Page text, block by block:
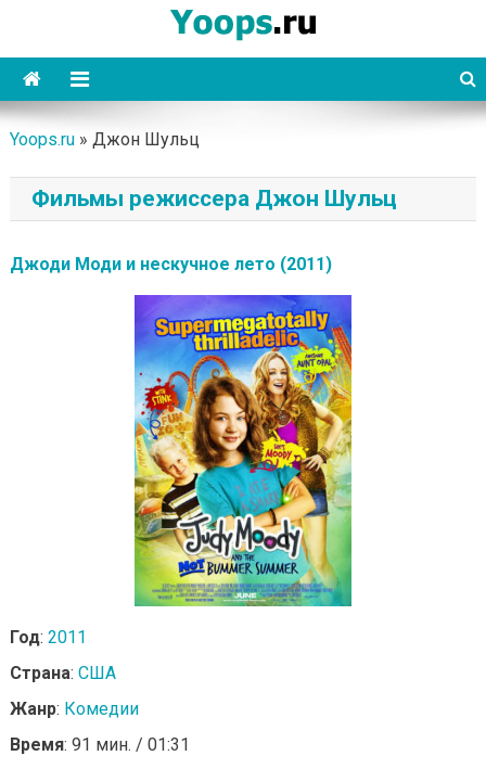
content
Yoops
Yoops.ru» Джон Шульц
Фильмы режиссера Джон Шульц
Джоди Моди и нескучное лето (2011)
Год: 2011
Страна: США
Жанр: Комедии
Время: 91 мин. / 01:31